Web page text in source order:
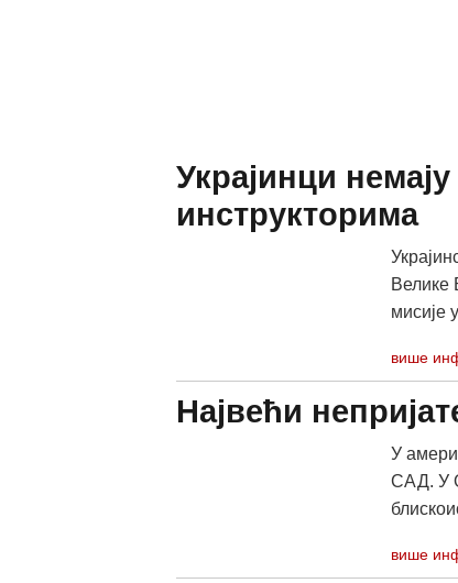
Украјинци
инструкторима
Велике
мисије
више
Највећи
У
САД. У
више